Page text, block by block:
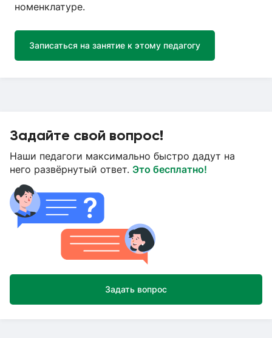
номенклатуре.
Записаться на занятие к этому педагогу
Задайте свой вопрос!
Наши педагоги максимально быстро дадут на
него развёрнутый ответ. Это бесплатно!
Задать вопрос